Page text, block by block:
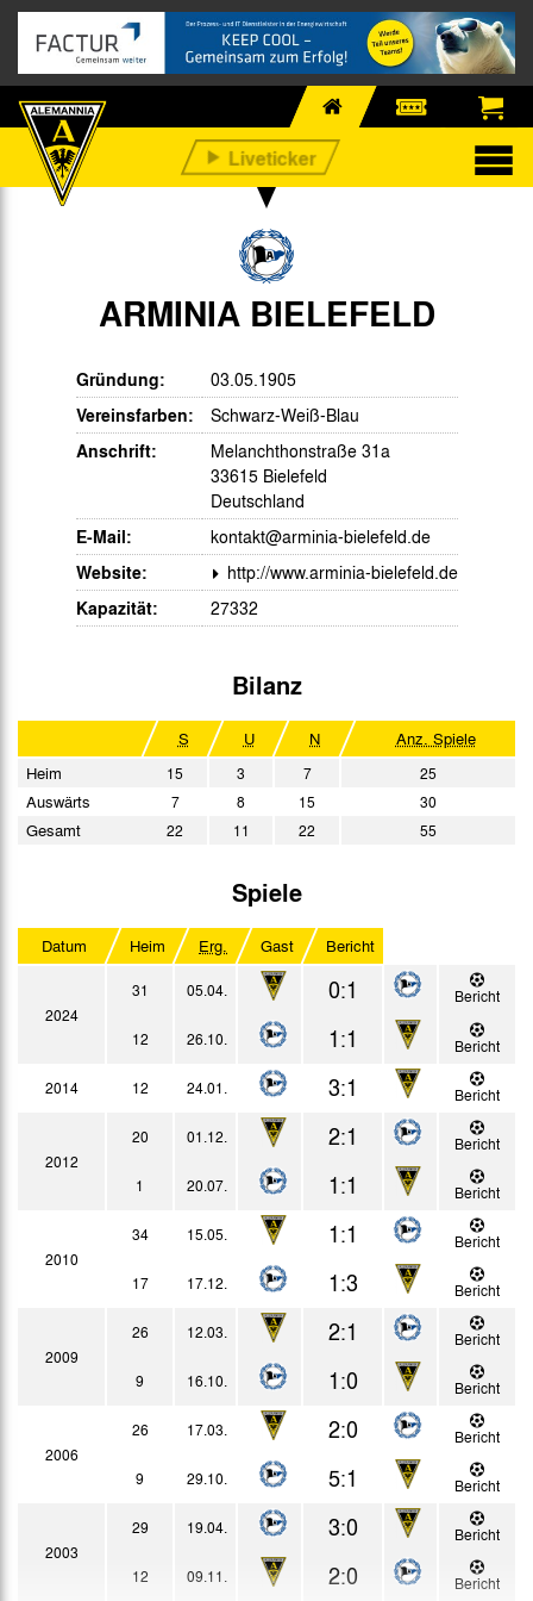
ARMINIA BIELEFELD
Gründung: 03.05.1905
Vereinsfarben: Schwarz-Weiß-Blau
Anschrift:
Melanchthonstraße 31a
33615 Bielefeld
Deutschland
E-Mail: kontakt@arminia-bielefeld.de
Website: http://www.arminia-bielefeld.de
Kapazität: 27332
Bilanz
S U N
Anz. Spiele
Heim
15 3 7 25
Auswärts 7 8 15 30
Gesamt 22 11 22 55
Spiele
Datum Heim Erg. Gast Bericht
2024
31 05.04. 0:1
Bericht
12
26.10. 1:1
Bericht
2014
12 24.01. 3:1 Bericht
2012
20 01.12. 2:1
Bericht
1
20.07. 1:1 Bericht
2010
34 15.05. 1:1
Bericht
17
17.12. 1:3 Bericht
2009
26 12.03. 2:1
Bericht
9
16.10. 1:0 Bericht
2006
26 17.03. 2:0
Bericht
9
29.10. 5:1 Bericht
2003
29 19.04. 3:0
Bericht
12
09.11. 2:0 Bericht